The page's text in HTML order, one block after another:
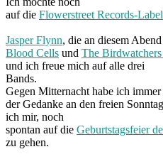
auf die Flowerstreet Records-
Jasper Flynn, die an diesem
Blood Cells und The Birdwatchers
und ich freue mich auf alle drei
Bands.
Gegen Mitternacht habe ich
der Gedanke an den freien
ich mir, noch
spontan auf die Geburtstagsfeier
zu gehen.